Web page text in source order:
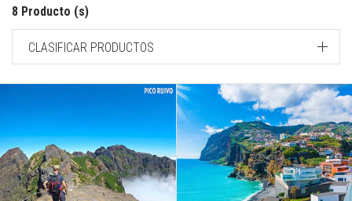
8 Producto (s)
CLASIFICAR PRODUCTOS